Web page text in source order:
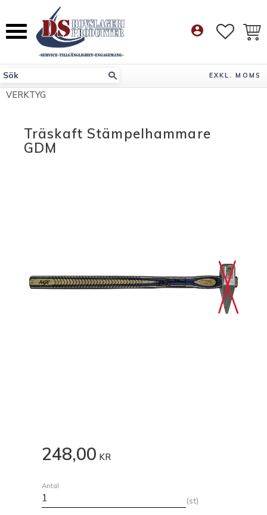
Meny account_circle
EXKL. MOMS
VERKTYG
Träskaft Stämpelhammare
GDM
248,00 KR
Antal
st